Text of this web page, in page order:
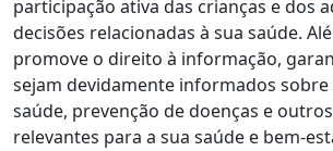
participação ativa das crianças e dos
decisões relacionadas à sua saúde.
promove o direito à informação,
sejam devidamente informados
saúde, prevenção de doenças e
relevantes para a sua saúde e bem-